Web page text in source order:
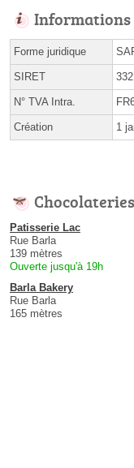
Informations
Forme juridique
SIRET
N° TVA Intra.
Création 1
Patisserie Lac
Rue Barla
139 mètres
Ouverte jusqu'à 19h
Barla Bakery
Rue Barla
165 mètres